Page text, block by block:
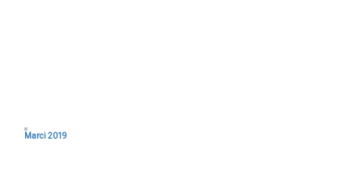
Marci 2019